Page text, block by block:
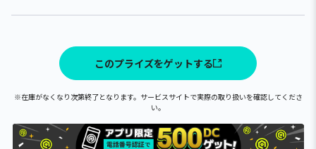
このプライズをゲットする
※在庫がなくなり次第終了となります。サービスサイトで実際の取り扱いを確認してくださ
い。